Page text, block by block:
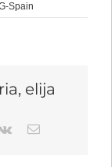
Spain
elija
Vk Email